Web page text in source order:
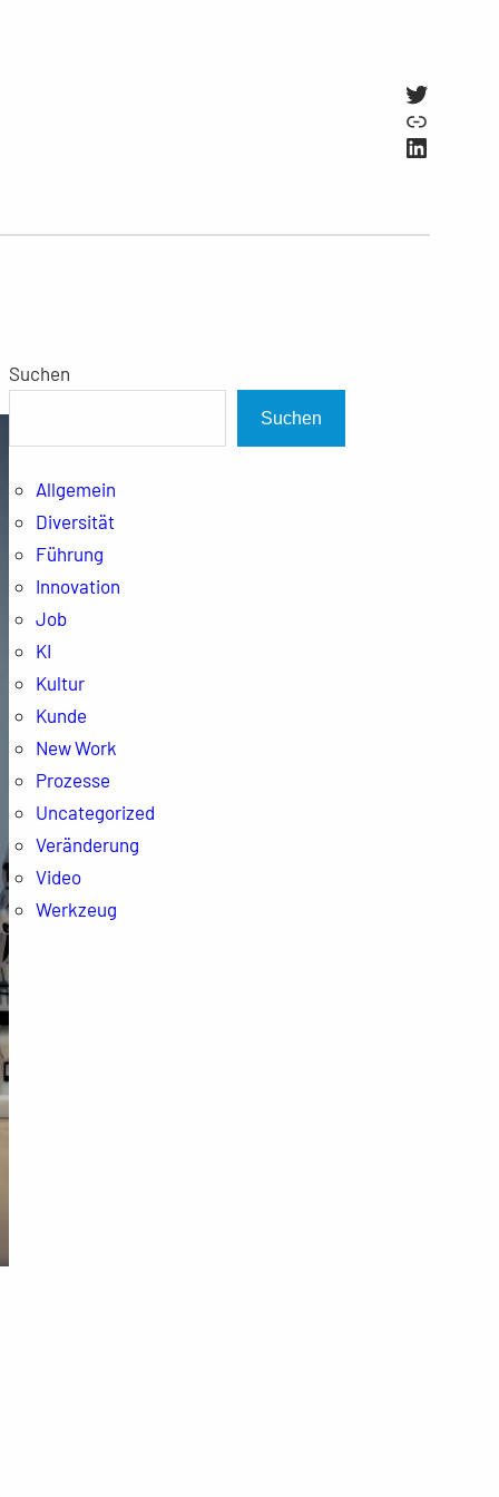
Twitter
Link
Suchen
Suchen
Allgemein
Diversität
Führung
Innovation
Job
KI
Kultur
Kunde
New Work
Prozesse
Uncategorized
Veränderung
Video
Werkzeug